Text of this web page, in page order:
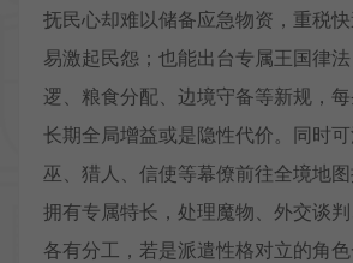
抚民心却难以储备应急物资，重税
易激起民怨；也能出台专属王国律
逻、粮食分配、边境守备等新规，
长期全局增益或是隐性代价。同时
巫、猎人、信使等幕僚前往全境地
拥有专属特长，处理魔物、外交谈
各有分工，若是派遣性格对立的角色